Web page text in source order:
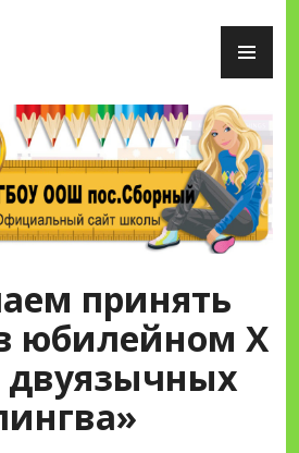
ООШ пос.Сборный
принять
юбилейном X
двуязычных